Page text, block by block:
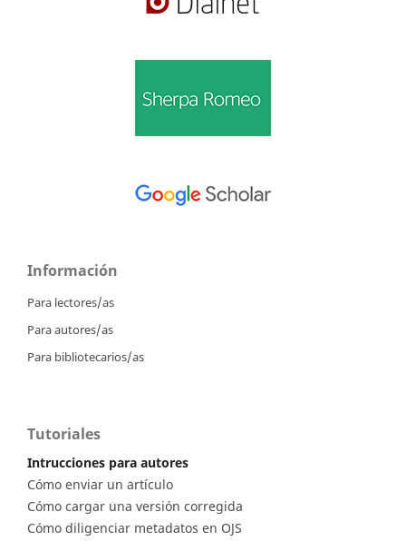
Información
Para lectores/as
Para autores/as
Para bibliotecarios/as
Tutoriales
Intrucciones para autores
Cómo enviar un artículo
Cómo cargar una versión corregida
Cómo diligenciar metadatos en OJS